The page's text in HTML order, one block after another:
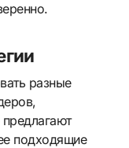
разные
предлагают
подходящие